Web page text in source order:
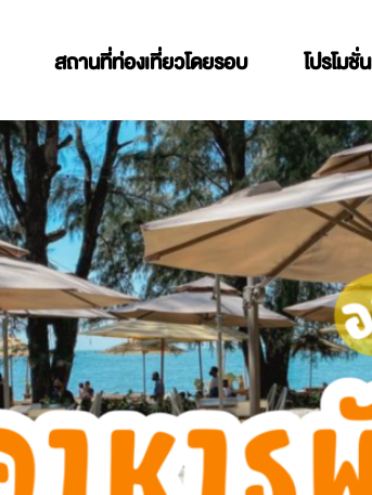
สถานที่ท่องเที่ยวโดยรอบ โปรโมชั่น